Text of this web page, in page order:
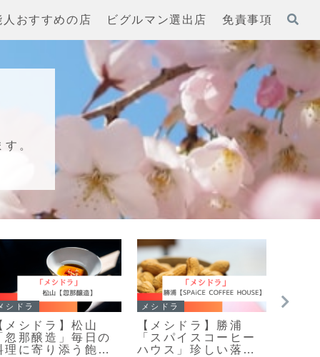
人おすすめの店 ビグルマン選出店 免責事項
。
シドラ
メシドラ】松山
忽那醸造」毎日の
理に寄り添う飽き
メシドラ
【メシドラ】勝浦
「スパイスコーヒー
ハウス」珍しい落花